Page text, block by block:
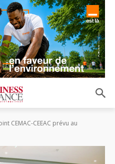
CEMAC-CEEAC prévu au